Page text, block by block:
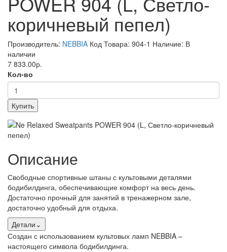
коричневый пепел)
Производитель: NEBBIA Код Товара: 904-1 Наличие: В
наличии
7 833.00р.
Кол-во
Купить
Описание
Свободные спортивные штаны с культовыми деталями
бодибилдинга, обеспечивающие комфорт на весь день.
Достаточно прочный для занятий в тренажерном зале,
достаточно удобный для отдыха.
Детали ⌄
Создан с использованием культовых ламп NEBBIA –
настоящего символа бодибилдинга.